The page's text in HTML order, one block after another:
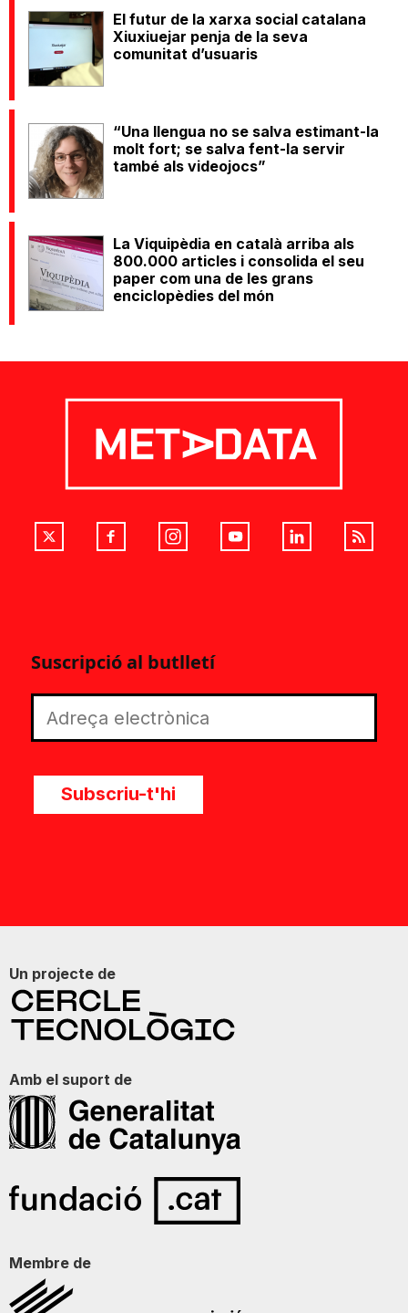
El futur de la xarxa social catalana
Xiuxiuejar penja de la seva
comunitat d’usuaris
“Una llengua no se salva estimant-la
molt fort; se salva fent-la servir
també als videojocs”
La Viquipèdia en català arriba als
800.000 articles i consolida el seu
paper com una de les grans
enciclopèdies del món
Suscripció al butlletí
Subscriu-t'hi
Un projecte de
Amb el suport de
Membre de